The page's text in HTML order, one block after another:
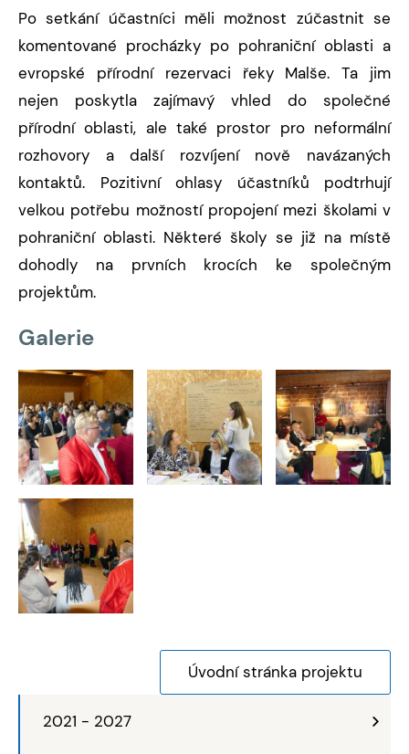
2021 - 2027
Po setkání účastníci měli možnost zúčastnit se
komentované procházky po pohraniční oblasti a
evropské přírodní rezervaci řeky Malše. Ta jim
nejen poskytla zajímavý vhled do společné
přírodní oblasti, ale také prostor pro neformální
rozhovory a další rozvíjení nově navázaných
kontaktů. Pozitivní ohlasy účastníků podtrhují
velkou potřebu možností propojení mezi školami v
pohraniční oblasti. Některé školy se již na místě
dohodly na prvních krocích ke společným
projektům.
Galerie
Úvodní stránka projektu